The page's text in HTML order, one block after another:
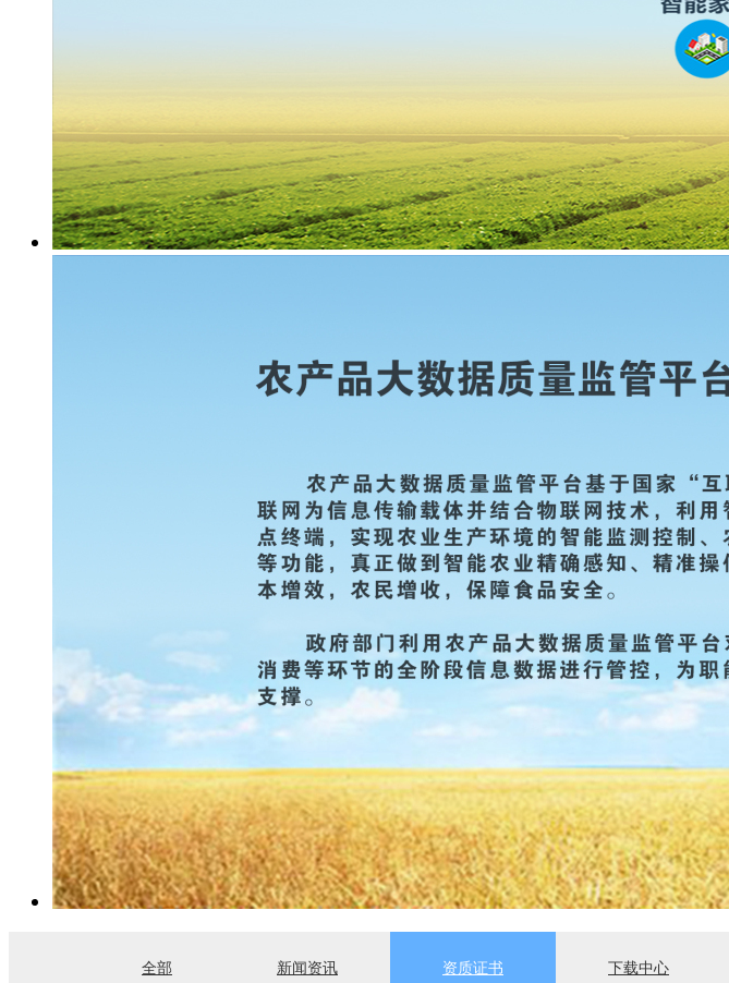
全部 新闻资讯 资质证书 下载中心